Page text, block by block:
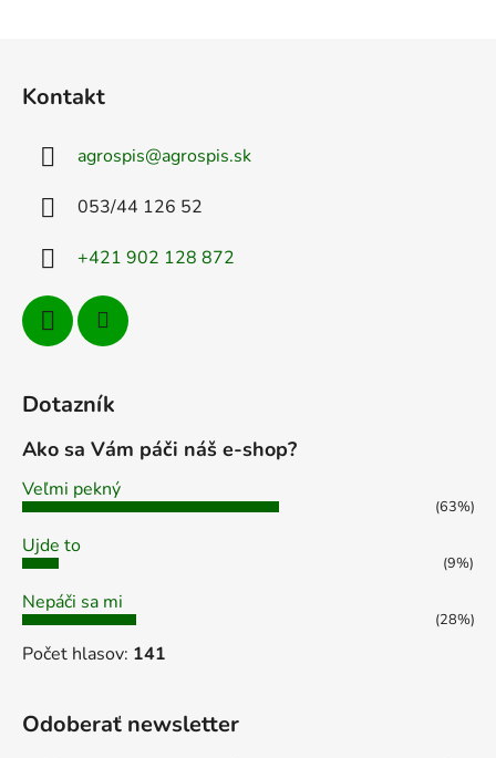
Kontakt
agrospis@agrospis.sk
053/44 126 52
+421 902 128 872
Dotazník
Ako sa Vám páči náš e-shop?
Veľmi pekný
(63%)
Ujde to
(9%)
Nepáči sa mi
(28%)
Počet hlasov: 141
Odoberať newsletter